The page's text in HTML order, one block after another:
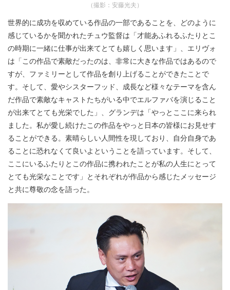
（撮影：安藤光夫）
世界的に成功を収めている作品の一部であることを、どのように
感じているかを聞かれたチュウ監督は「才能あふれるふたりとこ
の時期に一緒に仕事が出来てとても嬉しく思います」、エリヴォ
は「この作品で素敵だったのは、非常に大きな作品ではあるので
すが、ファミリーとして作品を創り上げることができたことで
す。そして、愛やシスターフッド、成長など様々なテーマを含ん
だ作品で素敵なキャストたちがいる中でエルファバを演じること
が出来てとても光栄でした」、グランデは「やっとここに来られ
ました。私が愛し続けたこの作品をやっと日本の皆様にお見せす
ることができる。素晴らしい人間性を現しており、自分自身であ
ることに恐れなくて良いよということを語っています。そして、
ここにいるふたりとこの作品に携われたことが私の人生にとって
とても光栄なことです」とそれぞれが作品から感じたメッセージ
と共に尊敬の念を語った。